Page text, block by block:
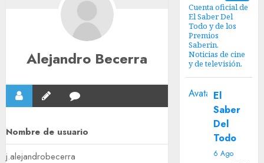
Alejandro Becerra
Nombre de usuario
j.alejandrobecerra
Cuenta oficial de
El Saber Del
Todo y de los
Premios
Saberin.
Noticias de cine
y de televisión.
Avatar El
Saber
Del
Todo
6 Ago